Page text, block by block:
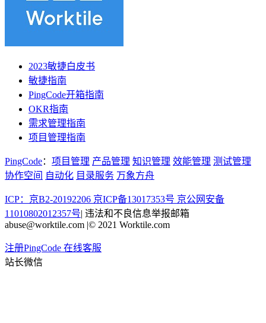
2023敏捷白皮书
敏捷指南
PingCode开箱指南
OKR指南
需求管理指南
项目管理指南
PingCode： 项目管理 产品管理 知识管理 效能管理 测试管理
协作空间 自动化 目录服务 万象方舟
ICP：京B2-20192206 京ICP备13017353号 京公网安备
11010802012357号| 违法和不良信息举报邮箱
abuse@worktile.com |© 2021 Worktile.com
注册PingCode 在线客服
站长微信